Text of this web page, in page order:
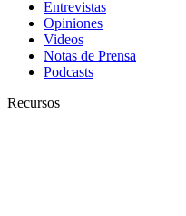
Entrevistas
Opiniones
Videos
Notas de Prensa
Podcasts
Recursos